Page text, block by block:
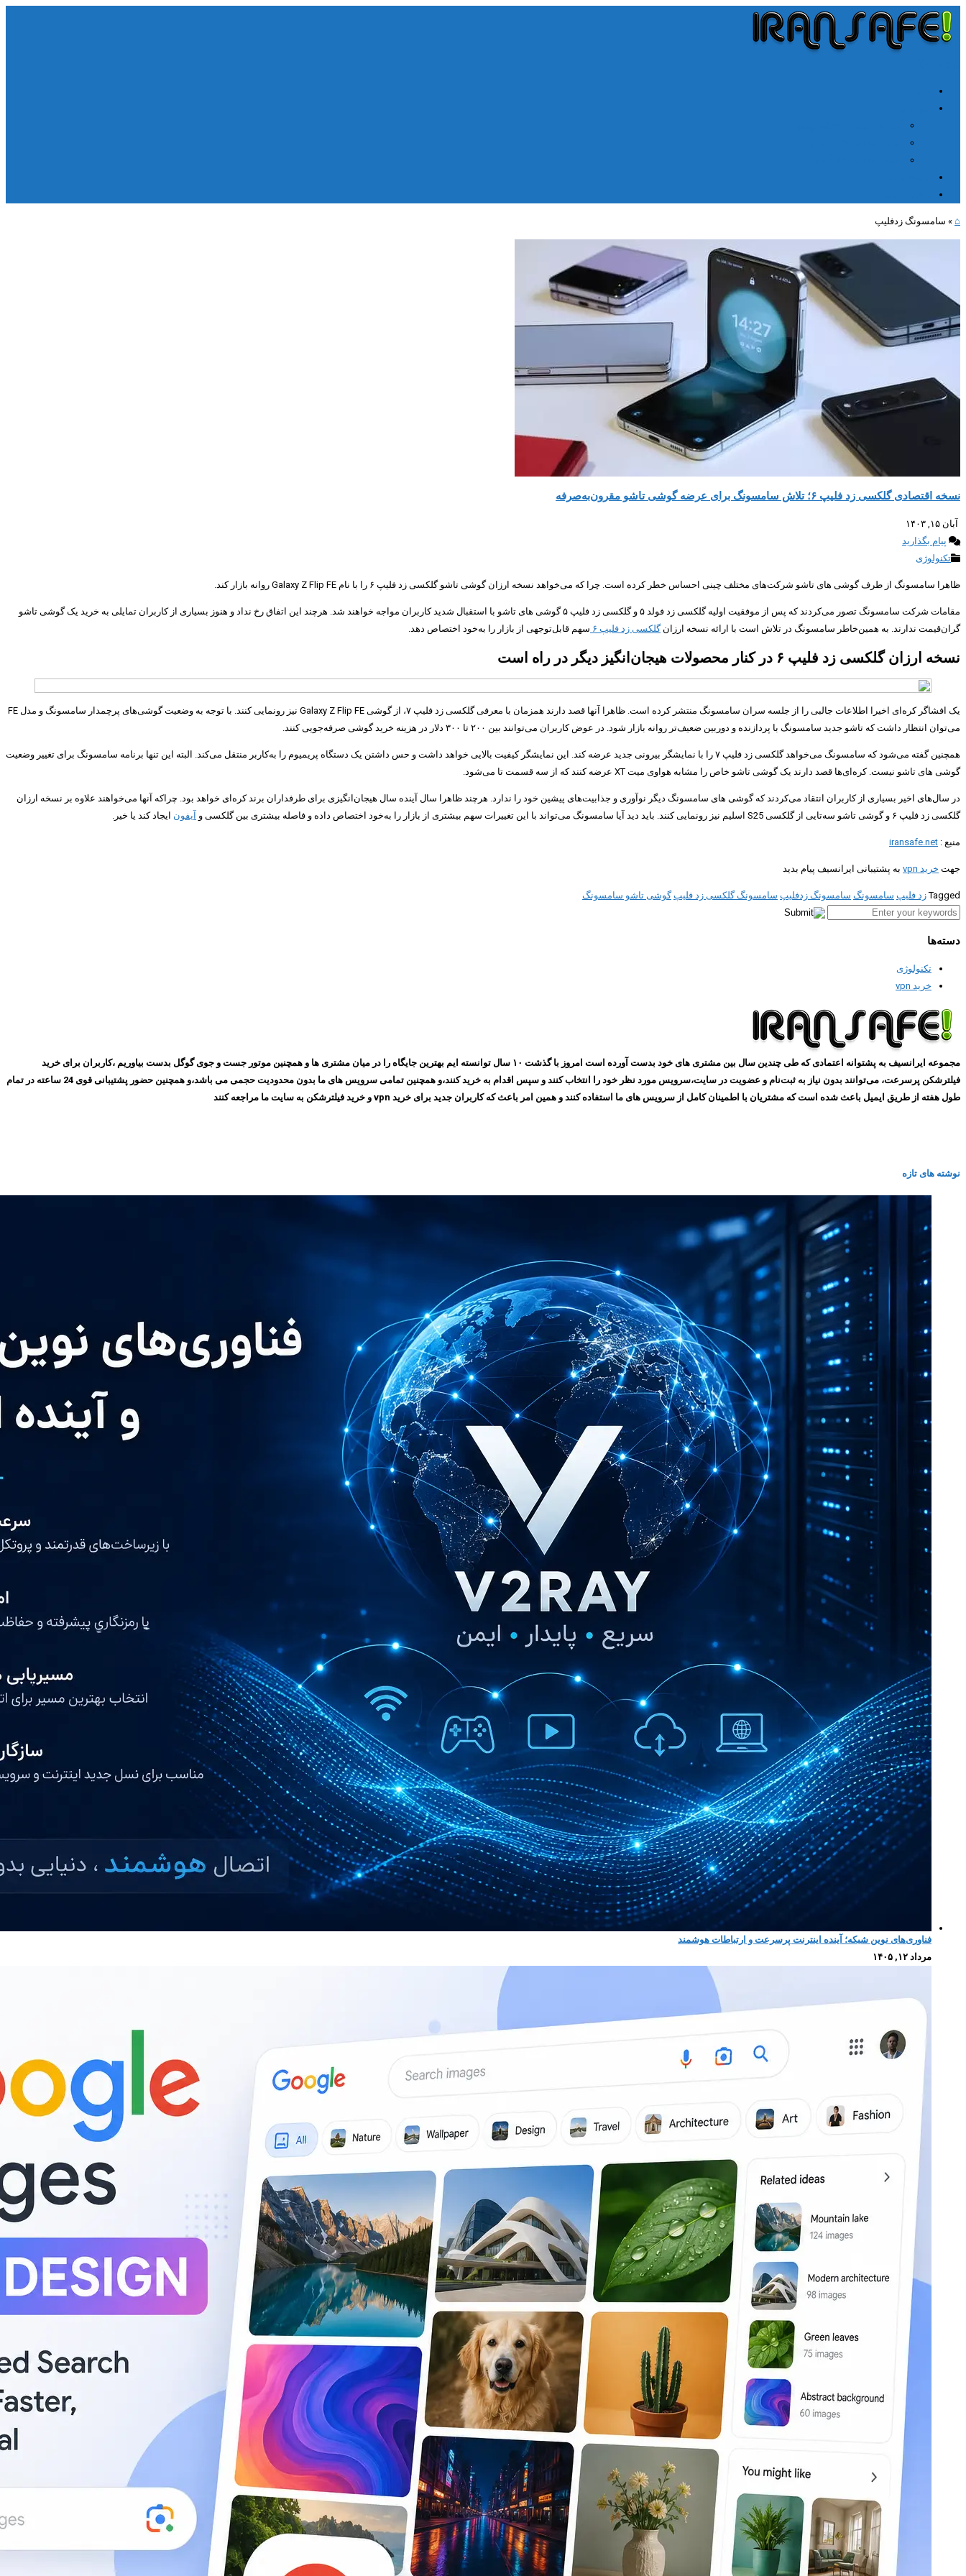
⌂
» سامسونگ زدفلیپ
نسخه اقتصادی گلکسی زد فلیپ ۶؛ تلاش سامسونگ برای عرضه گوشی تاشو مقرون‌به‌صرفه
آبان ۱۵, ۱۴۰۳
پیام بگذارید
تکنولوژی
ظاهرا سامسونگ از طرف گوشی های تاشو شرکت‌های مختلف چینی احساس خطر کرده است. چرا که می‌خواهد نسخه ارزان گوشی تاشو گلکسی زد فلیپ ۶ را با نام Galaxy Z Flip FE روانه بازار کند.
مقامات شرکت سامسونگ تصور می‌کردند که پس از موفقیت اولیه گلکسی زد فولد ۵ و گلکسی زد فلیپ ۵ گوشی های تاشو با استقبال شدید کاربران مواجه خواهند شد. هرچند این اتفاق رخ نداد و هنوز بسیاری از کاربران تمایلی به خرید یک گوشی تاشو
گران‌قیمت ندارند. به همین‌خاطر سامسونگ در تلاش است با ارائه نسخه ارزانگلکسی زد فلیپ ۶ سهم قابل‌توجهی از بازار را به‌خود اختصاص دهد.
نسخه ارزان گلکسی زد فلیپ ۶ در کنار محصولات هیجان‌انگیز دیگر در راه است
یک افشاگر کره‌ای اخیرا اطلاعات جالبی را از جلسه سران سامسونگ منتشر کرده است. ظاهرا آنها قصد دارند همزمان با معرفی گلکسی زد فلیپ ۷، از گوشی Galaxy Z Flip FE نیز رونمایی کنند. با توجه به وضعیت گوشی‌های پرچمدار سامسونگ و مدل FE
می‌توان انتظار داشت که تاشو جدید سامسونگ با پردازنده و دوربین ضعیف‌تر روانه بازار شود. در عوض کاربران می‌توانند بین ۲۰۰ تا ۳۰۰ دلار در هزینه خرید گوشی صرفه‌جویی کنند.
همچنین گفته می‌شود که سامسونگ می‌خواهد گلکسی زد فلیپ ۷ را با نمایشگر بیرونی جدید عرضه کند. این نمایشگر کیفیت بالایی خواهد داشت و حس داشتن یک دستگاه پریمیوم را به‌کاربر منتقل می‌کند. البته این تنها برنامه سامسونگ برای تغییر وضعیت
گوشی های تاشو نیست. کره‌ای‌ها قصد دارند یک گوشی تاشو خاص را مشابه هواوی میت XT عرضه کنند که از سه قسمت تا می‌شود.
در سال‌های اخیر بسیاری از کاربران انتقاد می‌کردند که گوشی های سامسونگ دیگر نوآوری و جذابیت‌های پیشین خود را ندارد. هرچند ظاهرا سال آینده سال هیجان‌انگیزی برای طرفداران برند کره‌ای خواهد بود. چراکه آنها می‌خواهند علاوه بر نسخه ارزان
گلکسی زد فلیپ ۶ و گوشی تاشو سه‌‌تایی از گلکسی S25 اسلیم نیز رونمایی کنند. باید دید آیا سامسونگ می‌تواند با این تغییرات سهم بیشتری از بازار را به‌خود اختصاص داده و فاصله بیشتری بین گلکسی و
آیفون ایجاد کند یا خیر.
منبع : iransafe.net
جهت خرید vpn به پشتیبانی ایرانسیف پیام بدید
Tagged زد فلیپ سامسونگ سامسونگ زدفلیپ سامسونگ گلکسی زد فلیپ گوشی تاشو سامسونگ
دسته‌ها
تکنولوژی
خرید vpn
مجموعه ایرانسیف به پشتوانه اعتمادی که طی چندین سال بین مشتری های خود بدست آورده است امروز با گذشت ۱۰ سال توانسته ایم بهترین جایگاه را در میان مشتری ها و همچنین موتور جست و جوی گوگل بدست بیاوریم ،کاربران برای خرید
فیلترشکن پرسرعت، می‌توانند بدون نیاز به ثبت‌نام و عضویت در سایت،سرویس مورد نظر خود را انتخاب کنند و سپس اقدام به خرید کنند،و همچنین تمامی سرویس های ما بدون محدودیت حجمی می باشد،و همچنین حضور پشتیبانی قوی 24 ساعته در تمام
طول هفته از طریق ایمیل باعث شده است که مشتریان با اطمینان کامل از سرویس های ما استفاده کنند و همین امر باعث که کاربران جدید برای خرید vpn و خرید فیلترشکن به سایت ما مراجعه کنند
نوشته های تازه
فناوری‌های نوین شبکه؛ آینده اینترنت پرسرعت و ارتباطات هوشمند
مرداد ۱۲, ۱۴۰۵